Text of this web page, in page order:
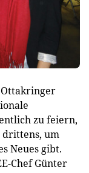
Ottakringer
zu feiern,
drittens, um
Neues gibt.
Chef Günter